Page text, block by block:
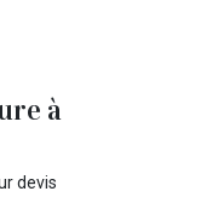
à
devis